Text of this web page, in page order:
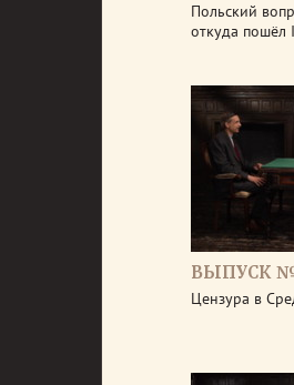
Польский
откуда
ВЫПУСК
Цензура в